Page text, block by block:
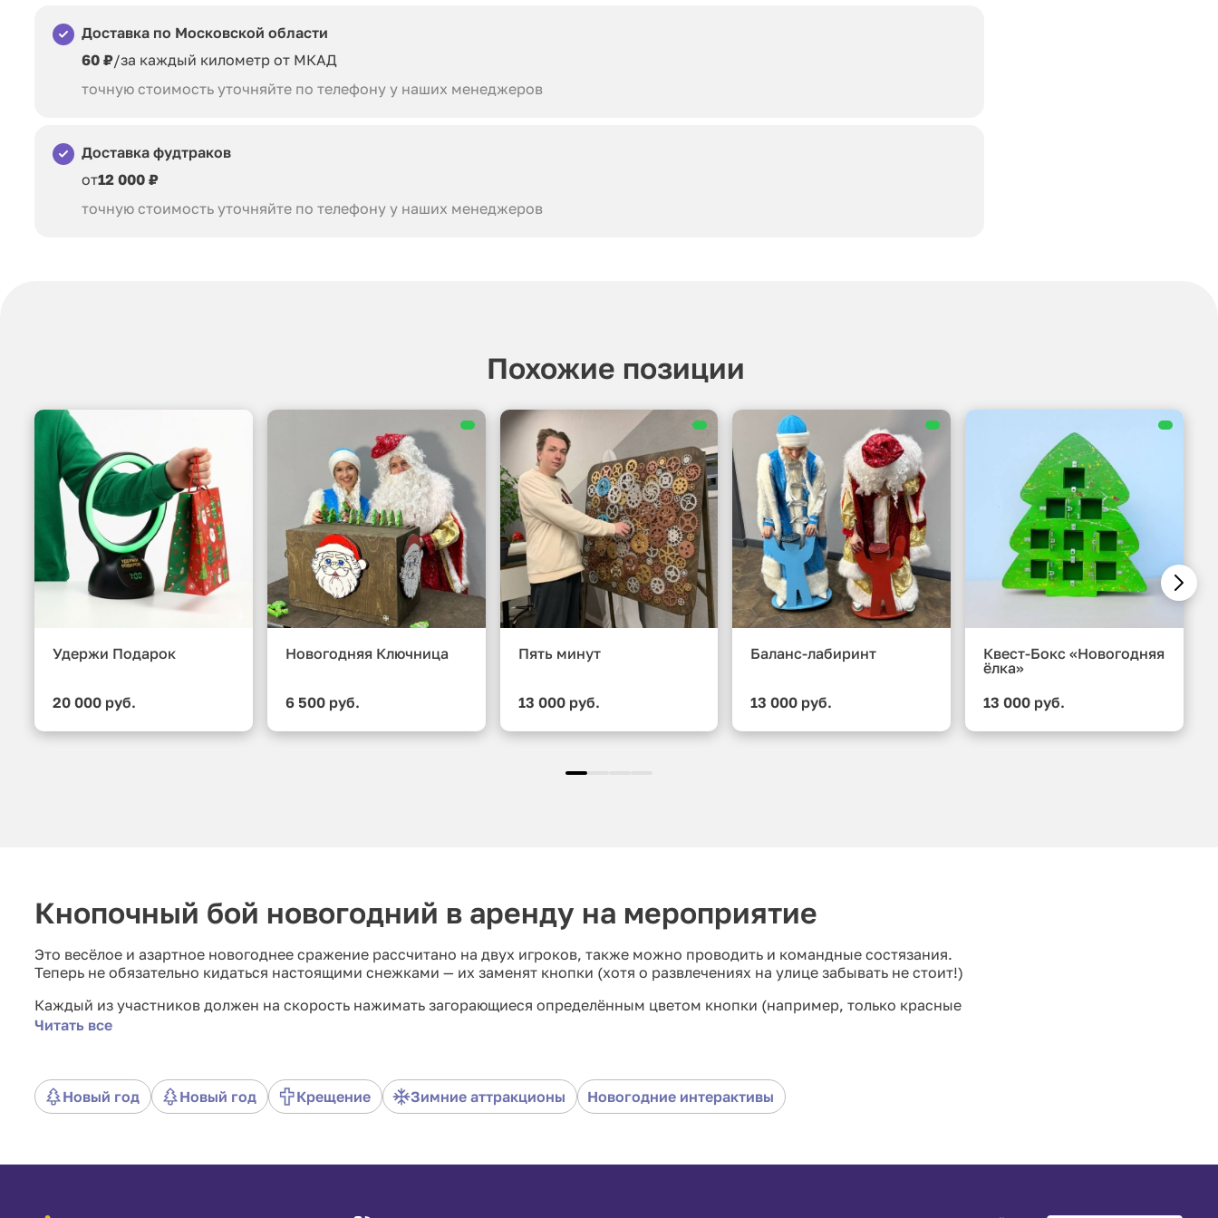
Доставка по Московской области
60 ₽/за каждый километр от МКАД
точную стоимость уточняйте по телефону у наших менеджеров
Доставка фудтраков
от12 000 ₽
точную стоимость уточняйте по телефону у наших менеджеров
Похожие позиции
Удержи Подарок
20 000 руб.
Новогодняя Ключница
6 500 руб.
Пять минут
13 000 руб.
Баланс-лабиринт
13 000 руб.
Квест-Бокс «Новогодняя
ёлка»
13 000 руб.
Кнопочный бой новогодний в аренду на мероприятие
Это весёлое и азартное новогоднее сражение рассчитано на двух игроков, также можно проводить и командные состязания.
Теперь не обязательно кидаться настоящими снежками — их заменят кнопки (хотя о развлечениях на улице забывать не стоит!)
Каждый из участников должен на скорость нажимать загорающиеся определённым цветом кнопки (например, только красные
или зелёные). Скорость постепенно нарастает, и угнаться за противником тоже не так-то просто!
Читать все
Новый год Новый год Крещение Зимние аттракционы Новогодние интерактивы